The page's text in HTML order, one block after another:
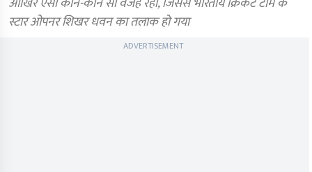
स्टार ओपनर शिखर धवन का तलाक हो गया
ADVERTISEMENT